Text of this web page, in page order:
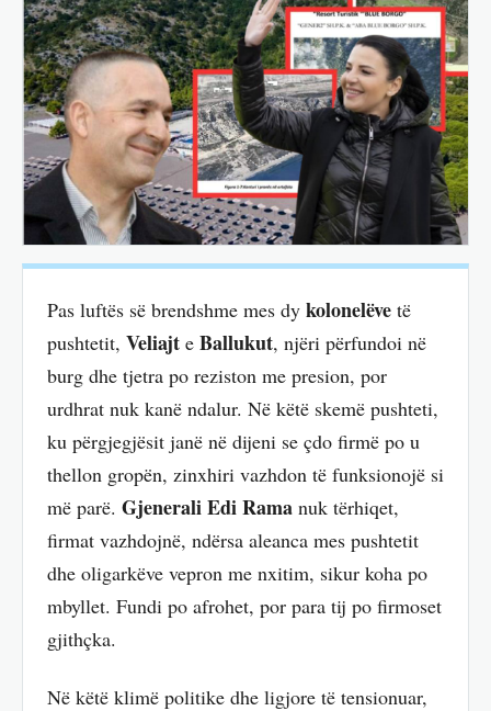
Pas luftës së brendshme mes dy kolonelëve të
pushtetit, Veliajt e Ballukut, njëri përfundoi në
burg dhe tjetra po reziston me presion, por
urdhrat nuk kanë ndalur. Në këtë skemë pushteti,
ku përgjegjësit janë në dijeni se çdo firmë po u
thellon gropën, zinxhiri vazhdon të funksionojë si
më parë. GjeneraliEdi Rama nuk tërhiqet,
firmat vazhdojnë, ndërsa aleanca mes pushtetit
dhe oligarkëve vepron me nxitim, sikur koha po
mbyllet. Fundi po afrohet, por para tij po firmoset
gjithçka.
Në këtë klimë politike dhe ligjore të tensionuar,